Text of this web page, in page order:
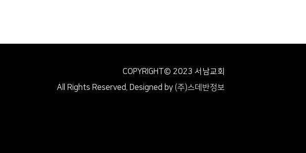
COPYRIGHT© 2023 서남교회
All Rights Reserved. Designed by(주)스데반정보